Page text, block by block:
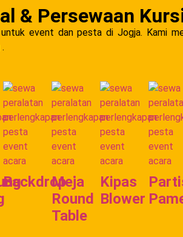
& Persewaan
event dan pesta di Jogja. Kami
BackdropMeja
Round
Table
Kipas
Blower